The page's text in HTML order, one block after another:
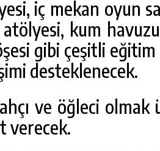
iç mekan oyun
kum
gibi çeşitli
desteklenecek.
ve öğleci
verecek.